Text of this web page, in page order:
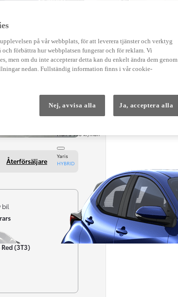
Från 3 958 kr/mån
Yaris
HYBRID
Återförsäljare
bil
(3T3)
på vår webbplats, för att leverera tjänster och verktyg
förbättra hur webbplatsen fungerar och för reklam. Vi
men om du inte accepterar detta kan du enkelt ändra dem genom
nedan. Fullständig information finns i vår cookie-
Nej, avvisa alla Ja, acceptera alla